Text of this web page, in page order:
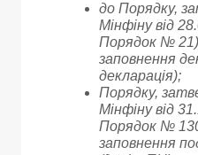
до Порядку,
Мінфіну від
Порядок №
заповнення
декларація);
Порядку,
Мінфіну від
Порядок №
заповнення